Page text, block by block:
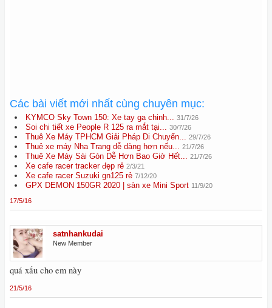
Các bài viết mới nhất cùng chuyên mục:
KYMCO Sky Town 150: Xe tay ga chinh... 31/7/26
Soi chi tiết xe People R 125 ra mắt tại... 30/7/26
Thuê Xe Máy TPHCM Giải Pháp Di Chuyển... 29/7/26
Thuê xe máy Nha Trang dễ dàng hơn nếu... 21/7/26
Thuê Xe Máy Sài Gòn Dễ Hơn Bao Giờ Hết... 21/7/26
Xe cafe racer tracker đẹp rẻ 2/3/21
Xe cafe racer Suzuki gn125 rẻ 7/12/20
GPX DEMON 150GR 2020 | sàn xe Mini Sport 11/9/20
17/5/16
satnhankudai
New Member
quá xấu cho em này
21/5/16